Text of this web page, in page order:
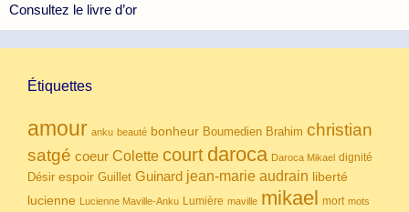
Consultez le livre d’or
Étiquettes
amour anku beauté bonheur Boumedien Brahim christian
satgé coeur Colette court daroca Daroca Mikael dignité
Désir espoir Guillet Guinard jean-marie audrain liberté
lucienne Lucienne Maville-Anku Lumière maville mikael mort mots